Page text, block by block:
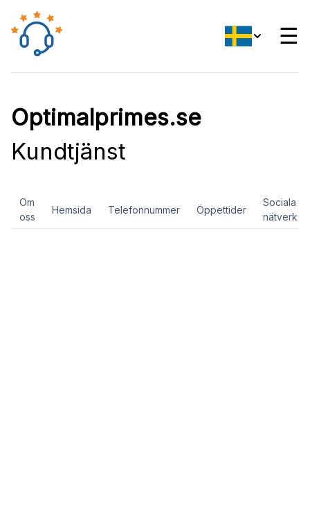
☰
Optimalprimes.se
Kundtjänst
Om
oss
Hemsida Telefonnummer Öppettider
Sociala
nätverk